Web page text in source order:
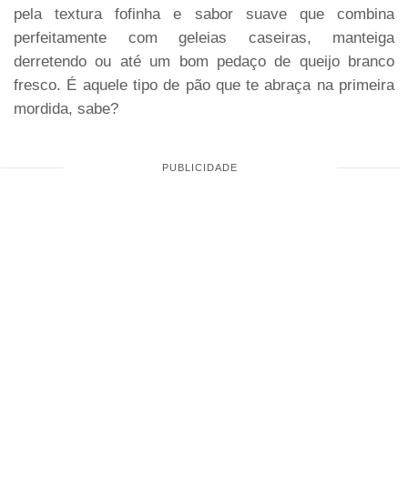
pela textura fofinha e sabor suave que combina
perfeitamente com geleias caseiras, manteiga
derretendo ou até um bom pedaço de queijo branco
fresco. É aquele tipo de pão que te abraça na primeira
mordida, sabe?